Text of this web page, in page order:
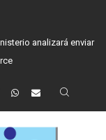
analizará enviar